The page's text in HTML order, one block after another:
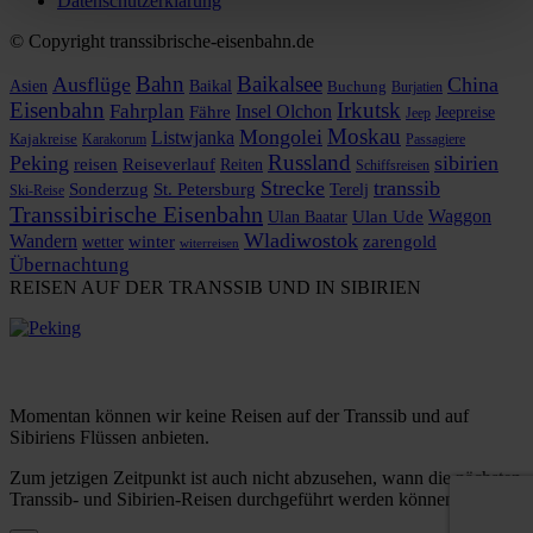
© Copyright transsibrische-eisenbahn.de
Asien Ausflüge Bahn Baikal Baikalsee Buchung Burjatien China
Eisenbahn Fahrplan Fähre Insel Olchon Irkutsk Jeep Jeepreise
Kajakreise Karakorum Listwjanka Mongolei Moskau Passagiere
Peking reisen Reiseverlauf Reiten Russland Schiffsreisen sibirien
Ski-Reise Sonderzug St. Petersburg Strecke Terelj transsib
Transsibirische Eisenbahn Ulan Baatar Ulan Ude Waggon
Wandern wetter winter witerreisen Wladiwostok zarengold
Übernachtung
REISEN AUF DER TRANSSIB UND IN SIBIRIEN
Momentan können wir keine Reisen auf der Transsib und auf
Sibiriens Flüssen anbieten.
Zum jetzigen Zeitpunkt ist auch nicht abzusehen, wann die nächsten
Transsib- und Sibirien-Reisen durchgeführt werden können.